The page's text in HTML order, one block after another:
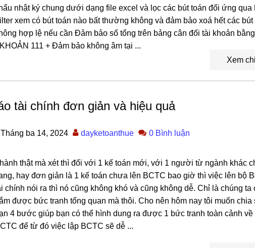
nhật ký chung dưới dạng file excel và lọc các bút toán đối ứng qua
xem có bút toán nào bất thường không và đảm bảo xoá hết các bút
hợp lệ nếu cần Đảm bảo số tổng trên bảng cân đối tài khoản
111 + Đảm bảo không âm tại ...
Xem
tài chính đơn giản và hiệu quả
Tháng ba 14, 2024 dayketoanthue 0 Bình luận
thật mà xét thì đối với 1 kế toán mới, với 1 người từ ngành khác
hay đơn giản là 1 kế toán chưa lên BCTC bao giờ thì việc lên bộ
chính nói ra thì nó cũng không khó và cũng không dễ. Chỉ là chúng ta
được bức tranh tổng quan mà thôi. Cho nên hôm nay tôi muốn chia
4 bước giúp bạn có thể hình dung ra được 1 bức tranh toàn cảnh về
để từ đó việc lập BCTC sẽ dễ ...